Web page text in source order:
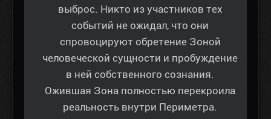
выброс. Никто из участников тех
событий не ожидал, что они
спровоцируют обретение Зоной
человеческой сущности и пробуждение
в ней собственного сознания.
Ожившая Зона полностью перекроила
реальность внутри Периметра.